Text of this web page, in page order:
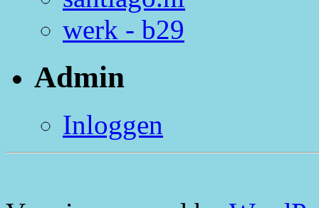
werk - b29
Admin
Inloggen